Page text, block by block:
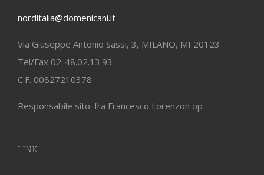
norditalia@domenicani.it
Via Giuseppe Antonio Sassi, 3, MILANO, MI 20123
Tel/Fax 02-48.02.13.93
C.F. 00827210378
Responsabile sito: fra Francesco Lorenzon op
LINK